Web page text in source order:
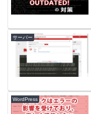
サーバー
WordPress